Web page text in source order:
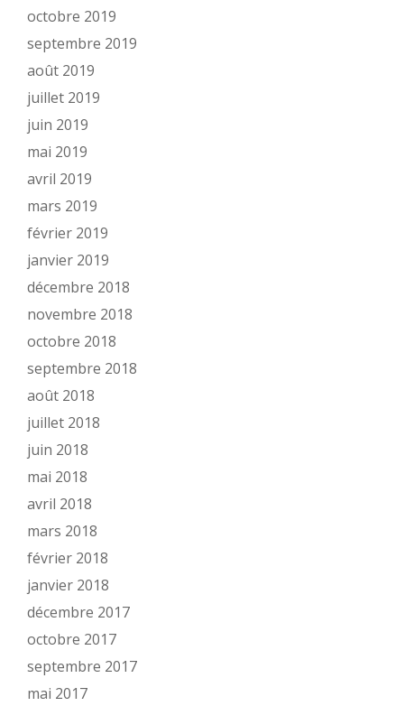
octobre 2019
septembre 2019
août 2019
juillet 2019
juin 2019
mai 2019
avril 2019
mars 2019
février 2019
janvier 2019
décembre 2018
novembre 2018
octobre 2018
septembre 2018
août 2018
juillet 2018
juin 2018
mai 2018
avril 2018
mars 2018
février 2018
janvier 2018
décembre 2017
octobre 2017
septembre 2017
mai 2017